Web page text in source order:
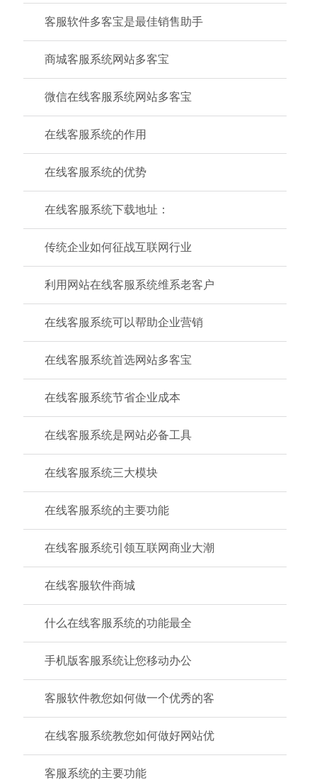
客服软件多客宝是最佳销售助手
商城客服系统网站多客宝
微信在线客服系统网站多客宝
在线客服系统的作用
在线客服系统的优势
在线客服系统下载地址：
传统企业如何征战互联网行业
利用网站在线客服系统维系老客户
在线客服系统可以帮助企业营销
在线客服系统首选网站多客宝
在线客服系统节省企业成本
在线客服系统是网站必备工具
在线客服系统三大模块
在线客服系统的主要功能
在线客服系统引领互联网商业大潮
在线客服软件商城
什么在线客服系统的功能最全
手机版客服系统让您移动办公
客服软件教您如何做一个优秀的客
在线客服系统教您如何做好网站优
客服系统的主要功能